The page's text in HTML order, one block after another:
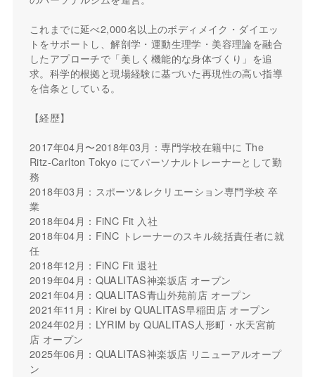
これまでに延べ2,000名以上のボディメイク・ダイエッ
トをサポートし、解剖学・運動生理学・美容理論を融合
したアプローチで「美しく機能的な身体づくり」を追
求。科学的根拠と現場経験に基づいた再現性の高い指導
を信条としている。
【経歴】
2017年04月〜2018年03月：専門学校在籍中に The
Ritz-Carlton Tokyo にてパーソナルトレーナーとして勤
務
2018年03月：スポーツ&レクリエーション専門学校 卒
業
2018年04月：FiNC Fit 入社
2018年04月：FiNC トレーナーのスキル統括責任者に就
任
2018年12月：FiNC Fit 退社
2019年04月：QUALITAS神楽坂店 オープン
2021年04月：QUALITAS青山外苑前店 オープン
2021年11月：Kirei by QUALITAS早稲田店 オープン
2024年02月：LYRIM by QUALITAS人形町・水天宮前
店 オープン
2025年06月：QUALITAS神楽坂店 リニューアルオープ
ン